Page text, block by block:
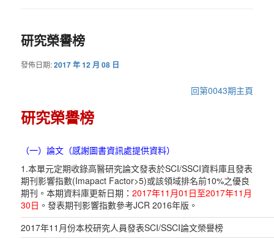
研究榮譽榜
發佈日期:2017 年 12 月 08 日
回第0043期主頁
研究榮譽榜
（一）論文（感謝圖書資訊處提供資料）
1.本單元定期收錄高醫研究論文發表於SCI/SSCI資料庫且發表
期刊影響指數(Imapact Factor>5)或該領域排名前10%之優良
期刊。本期資料庫更新日期：2017年11月01日至2017年11月
30日 。發表期刊影響指數參考JCR 2016年版。
2017年11月份本校研究人員發表SCI/SSCI論文榮譽榜